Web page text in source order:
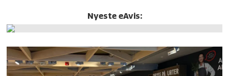
Nyeste eAvis: